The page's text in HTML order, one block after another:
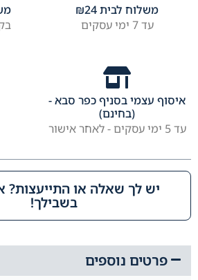
פרטים נוספים
משלוח לבית ₪24
עד 7 ימי עסקים
איסוף עצמי בסניף כפר סבא -
(בחינם)
עד 5 ימי עסקים - לאחר אישור
יש לך שאלה או התייעצות?
בשבילך!​